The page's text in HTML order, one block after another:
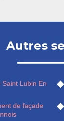
Autres
Lubin En
de façade